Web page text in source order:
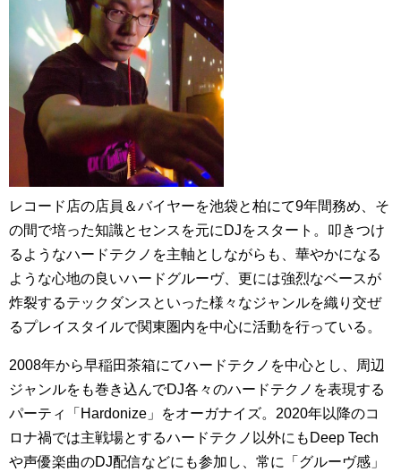
レコード店の店員＆バイヤーを池袋と柏にて9年間務め、そ
の間で培った知識とセンスを元にDJをスタート。叩きつけ
るようなハードテクノを主軸としながらも、華やかになる
ような心地の良いハードグルーヴ、更には強烈なベースが
炸裂するテックダンスといった様々なジャンルを織り交ぜ
るプレイスタイルで関東圏内を中心に活動を行っている。
2008年から早稲田茶箱にてハードテクノを中心とし、周辺
ジャンルをも巻き込んでDJ各々のハードテクノを表現する
パーティ「Hardonize」をオーガナイズ。2020年以降のコ
ロナ禍では主戦場とするハードテクノ以外にもDeep Tech
や声優楽曲のDJ配信などにも参加し、常に「グルーヴ感」